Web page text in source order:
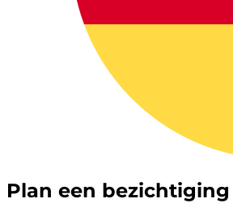
Plan een bezichtiging